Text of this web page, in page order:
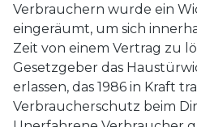
Verbrauchern wurde ein
eingeräumt, um sich
Zeit von einem Vertrag zu
Gesetzgeber das
erlassen, das 1986 in Kraft
Verbraucherschutz beim